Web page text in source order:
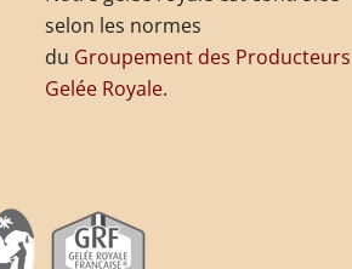
selon les normes
du Groupement des Producteurs
Gelée Royale.